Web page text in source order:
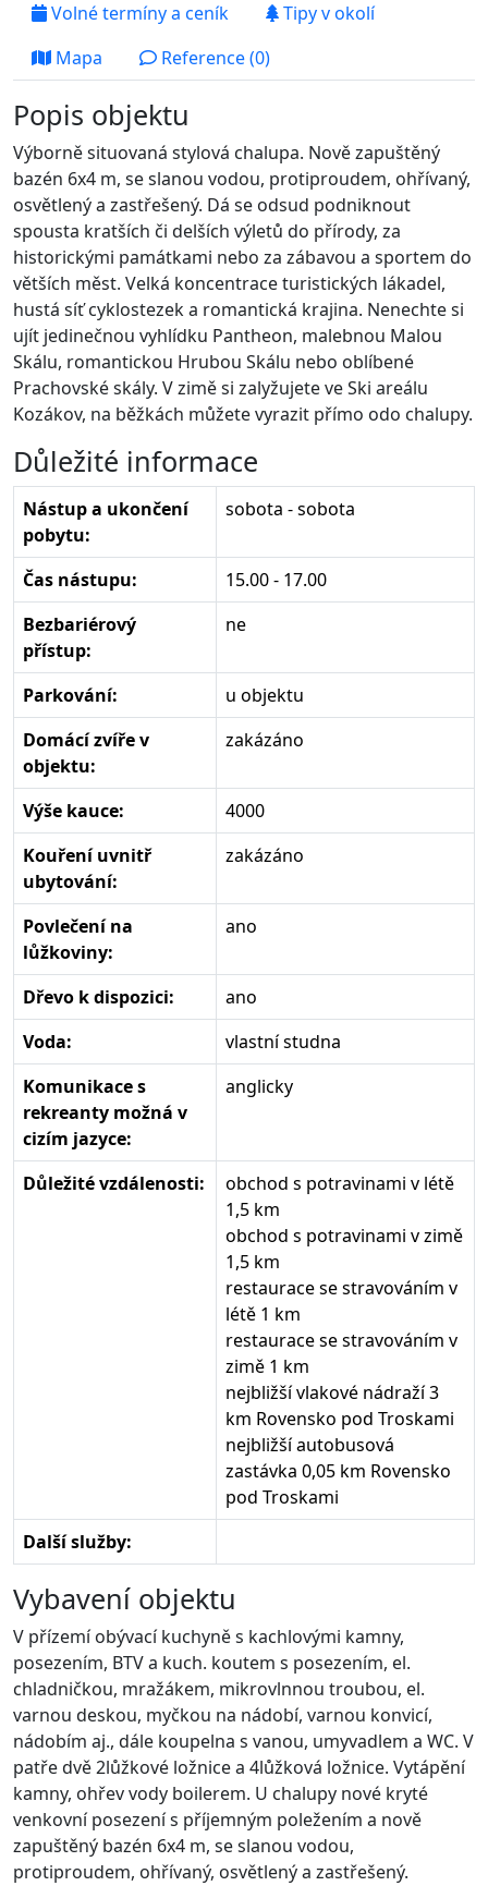
Volné termíny a ceník
Tipy v okolí
Mapa
Reference (0)
Popis objektu
Výborně situovaná stylová chalupa. Nově zapuštěný
bazén 6x4 m, se slanou vodou, protiproudem, ohřívaný,
osvětlený a zastřešený. Dá se odsud podniknout
spousta kratších či delších výletů do přírody, za
historickými památkami nebo za zábavou a sportem do
větších měst. Velká koncentrace turistických lákadel,
hustá síť cyklostezek a romantická krajina. Nenechte si
ujít jedinečnou vyhlídku Pantheon, malebnou Malou
Skálu, romantickou Hrubou Skálu nebo oblíbené
Prachovské skály. V zimě si zalyžujete ve Ski areálu
Kozákov, na běžkách můžete vyrazit přímo odo chalupy.
Důležité informace
Nástup a ukončení
pobytu:
sobota - sobota
Čas nástupu:
15.00 - 17.00
Bezbariérový
přístup:
ne
Parkování:
u objektu
Domácí zvíře v
objektu:
zakázáno
Výše kauce:
4000
Kouření uvnitř
ubytování:
zakázáno
Povlečení na
lůžkoviny:
ano
Dřevo k dispozici:
ano
Voda:
vlastní studna
Komunikace s
rekreanty možná v
cizím jazyce:
anglicky
Důležité vzdálenosti:
obchod s potravinami v létě
1,5 km
obchod s potravinami v zimě
1,5 km
restaurace se stravováním v
létě 1 km
restaurace se stravováním v
zimě 1 km
nejbližší vlakové nádraží 3
km Rovensko pod Troskami
nejbližší autobusová
zastávka 0,05 km Rovensko
pod Troskami
Další služby:
Vybavení objektu
V přízemí obývací kuchyně s kachlovými kamny,
posezením, BTV a kuch. koutem s posezením, el.
chladničkou, mražákem, mikrovlnnou troubou, el.
varnou deskou, myčkou na nádobí, varnou konvicí,
nádobím aj., dále koupelna s vanou, umyvadlem a WC. V
patře dvě 2lůžkové ložnice a 4lůžková ložnice. Vytápění
kamny, ohřev vody boilerem. U chalupy nové kryté
venkovní posezení s příjemným poležením a nově
zapuštěný bazén 6x4 m, se slanou vodou,
protiproudem, ohřívaný, osvětlený a zastřešený.